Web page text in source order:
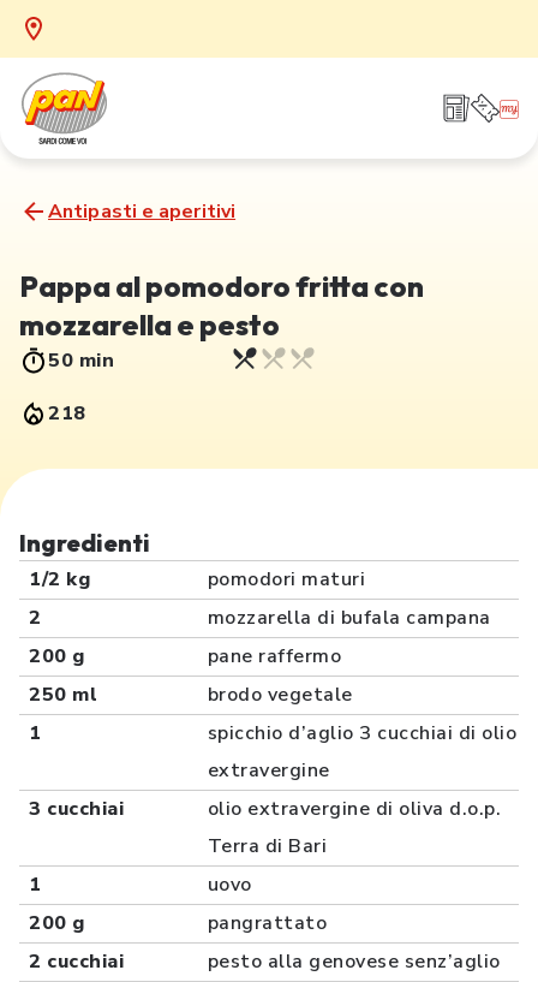
Antipasti e aperitivi
Pappa al pomodoro fritta con
mozzarella e pesto
50 min
218
Ingredienti
1/2 kg
pomodori maturi
2
mozzarella di bufala campana
200 g
pane raffermo
250 ml
brodo vegetale
1
spicchio d’aglio 3 cucchiai di olio
extravergine
3 cucchiai
olio extravergine di oliva d.o.p.
Terra di Bari
1
uovo
200 g
pangrattato
2 cucchiai
pesto alla genovese senz’aglio